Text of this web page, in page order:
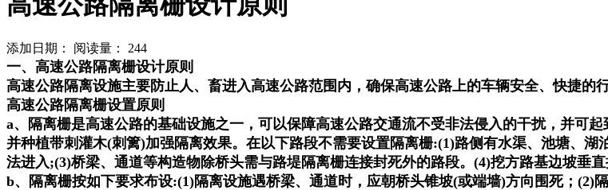
添加日期： 阅读量： 244
一、高速公路隔离栅设计原则
高速公路隔离设施主要防止人、畜进入高速公路范围内，确保高速公路上的车辆安全、快捷的
高速公路隔离栅设置原则
a、隔离栅是高速公路的基础设施之一，可以保障高速公路交通流不受非法侵入的干扰，并可
并种植带刺灌木(刺篱)加强隔离效果。在以下路段不需要设置隔离栅:(1)路侧有水渠、池塘、
法进入;(3)桥梁、通道等构造物除桥头需与路堤隔离栅连接封死外的路段。(4)挖方路基边坡垂直
b、隔离栅按如下要求布设:(1)隔离设施遇桥梁、通道时，应朝桥头锥坡(或端墙)方向围死；